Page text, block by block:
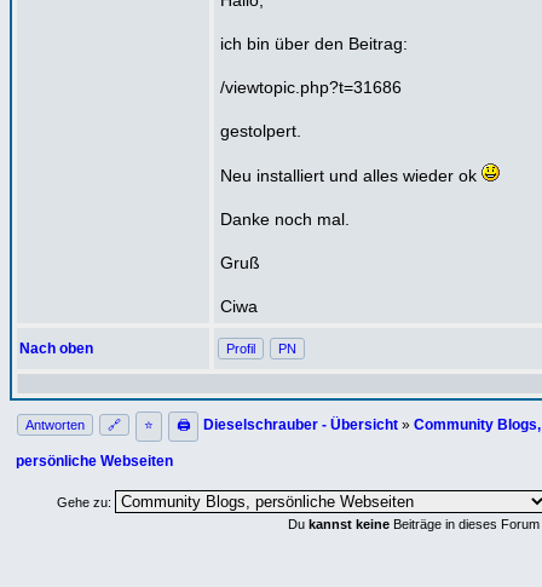
ich bin über den Beitrag:
/viewtopic.php?t=31686
gestolpert.
Neu installiert und alles wieder ok
Danke noch mal.
Gruß
Ciwa
Nach oben Profil PN
Antworten 🔗 ⭐ 🖨 Dieselschrauber - Übersicht » Community Blogs,
persönliche Webseiten
Gehe zu:
Du kannst keine Beiträge in dieses